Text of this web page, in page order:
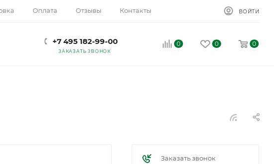
Оплата Отзывы Контакты ВОЙТИ
0 0 0
+7 495 182-99-00
ЗАКАЗАТЬ ЗВОНОК
Заказать звонок